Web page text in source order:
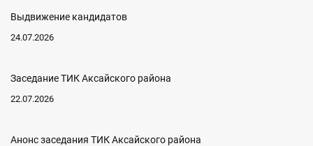
Выдвижение кандидатов
24.07.2026
Заседание ТИК Аксайского района
22.07.2026
Анонс заседания ТИК Аксайского района